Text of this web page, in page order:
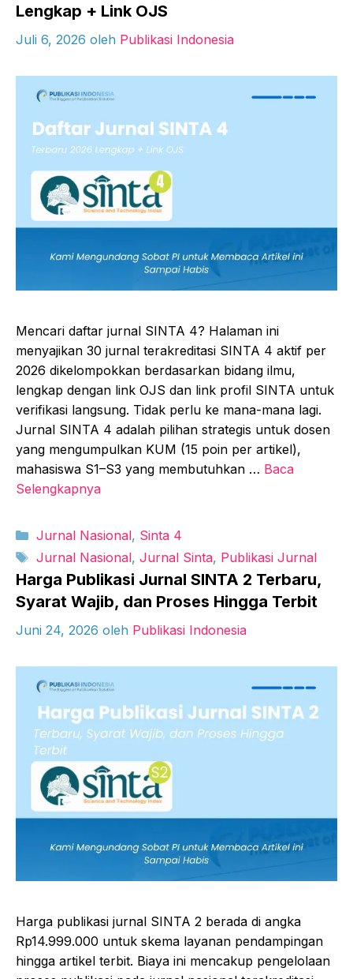
Lengkap + Link OJS
Juli 6, 2026 oleh Publikasi Indonesia
Mencari daftar jurnal SINTA 4? Halaman ini
menyajikan 30 jurnal terakreditasi SINTA 4 aktif per
2026 dikelompokkan berdasarkan bidang ilmu,
lengkap dengan link OJS dan link profil SINTA untuk
verifikasi langsung. Tidak perlu ke mana-mana lagi.
Jurnal SINTA 4 adalah pilihan strategis untuk dosen
yang mengumpulkan KUM (15 poin per artikel),
mahasiswa S1–S3 yang membutuhkan … Baca
Selengkapnya
Kategori
Jurnal Nasional, Sinta 4
Tag
Jurnal Nasional, Jurnal Sinta, Publikasi Jurnal
Harga Publikasi Jurnal SINTA 2 Terbaru,
Syarat Wajib, dan Proses Hingga Terbit
Juni 24, 2026 oleh Publikasi Indonesia
Harga publikasi jurnal SINTA 2 berada di angka
Rp14.999.000 untuk skema layanan pendampingan
hingga artikel terbit. Biaya ini mencakup pengelolaan